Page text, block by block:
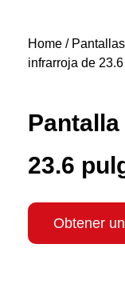
Home /
infrarroja de
23.6
Obtener